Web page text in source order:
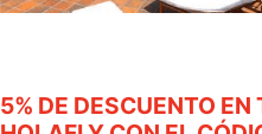
5% DE DESCUENTO EN